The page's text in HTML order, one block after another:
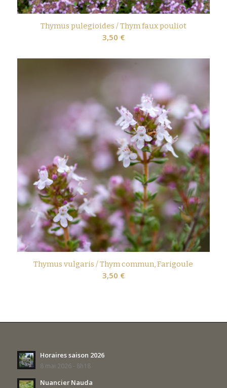
Thymus pulegioides / Thym faux pouliot
3,50 €
Thymus vulgaris / Thym commun, Farigoule
3,50 €
Horaires saison 2026
8 mai 2026 - 8h18
Nuancier Nauda